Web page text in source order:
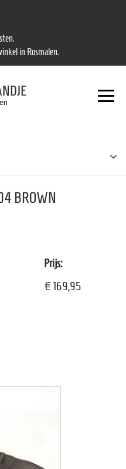
in Rosmalen.
BROWN
Prijs:
€ 169,95